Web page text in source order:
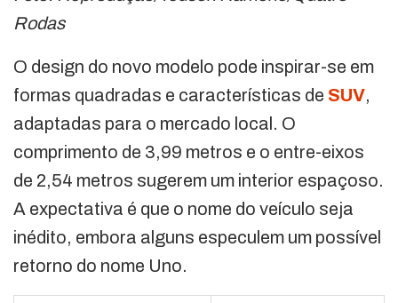
Rodas
O design do novo modelo pode inspirar-se em
formas quadradas e características de SUV,
adaptadas para o mercado local. O
comprimento de 3,99 metros e o entre-eixos
de 2,54 metros sugerem um interior espaçoso.
A expectativa é que o nome do veículo seja
inédito, embora alguns especulem um possível
retorno do nome Uno.